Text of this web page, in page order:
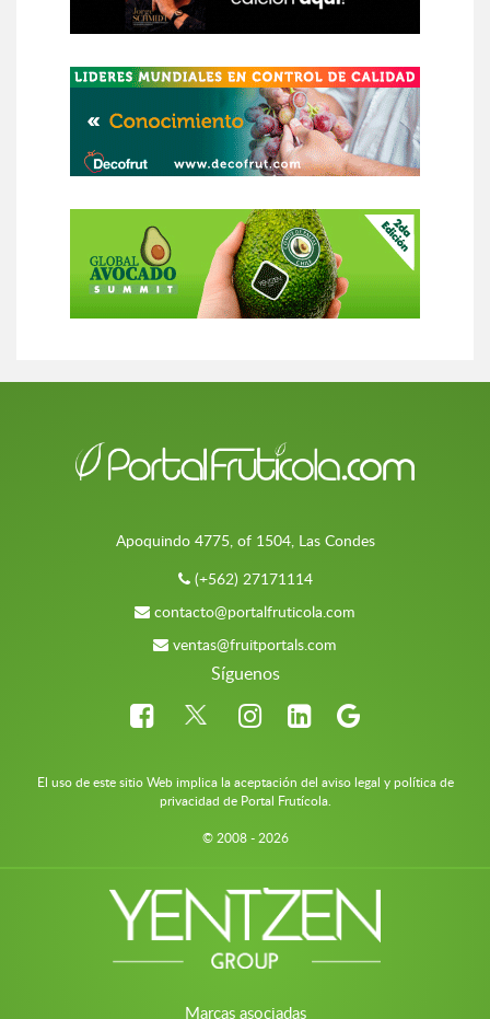
Apoquindo 4775, of 1504, Las Condes
(+562) 27171114
contacto@portalfruticola.com
ventas@fruitportals.com
Síguenos
El uso de este sitio Web implica la aceptación del aviso legal y política de
privacidad de Portal Frutícola.
© 2008 - 2026
Marcas asociadas